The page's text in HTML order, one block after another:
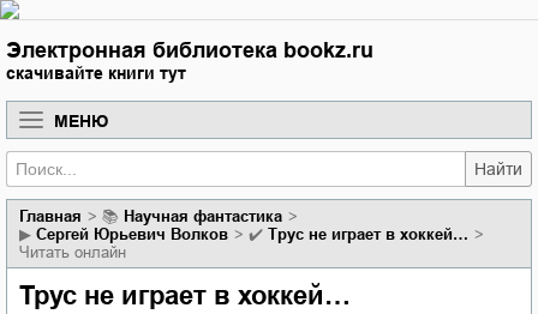
Электронная библиотека bookz.ru
скачивайте книги тут
МЕНЮ
Найти
Главная 📚
научная фантастика
▶ Сергей Юрьевич Волков ✔️ Трус не играет в хоккей…
Читать онлайн
Трус не играет в хоккей…